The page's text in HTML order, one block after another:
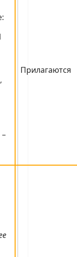
Прилагаются